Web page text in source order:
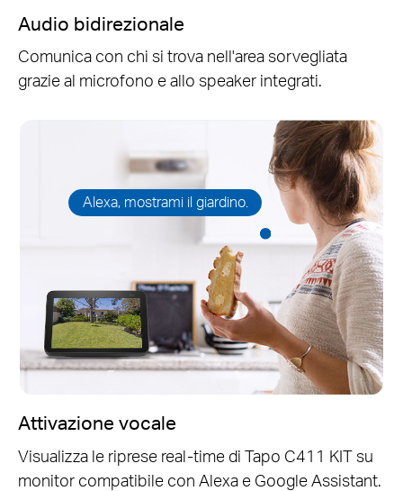
Audio bidirezionale
Comunica con chi si trova nell'area sorvegliata
grazie al microfono e allo speaker integrati.
Attivazione vocale
Visualizza le riprese real-time di Tapo C411 KIT su
monitor compatibile con Alexa e Google Assistant.
Alexa, mostrami il giardino.